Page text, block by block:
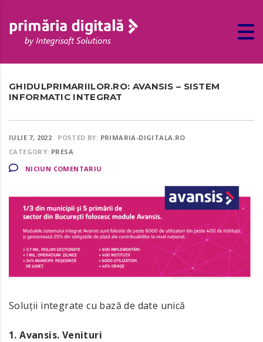
GHIDULPRIMARIILOR.RO: AVANSIS – SISTEM
INFORMATIC INTEGRAT
IULIE 7, 2022 POSTED BY: PRIMARIA-DIGITALA.RO
CATEGORY: PRESA
NICIUN COMENTARIU
Soluții integrate cu bază de date unică
1. Avansis. Venituri